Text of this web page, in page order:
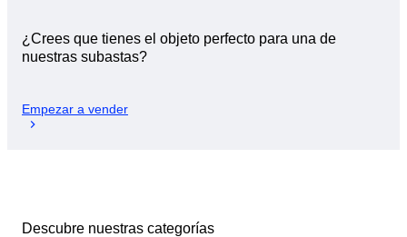
¿Crees que tienes el objeto perfecto para una de
nuestras subastas?
Empezar a vender
Descubre nuestras categorías